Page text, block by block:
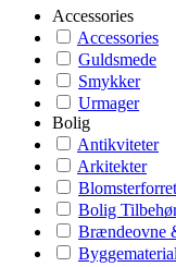
Accessories
Accessories
Guldsmede
Smykker
Urmager
Bolig
Antikviteter
Arkitekter
Bolig
Brændeovne